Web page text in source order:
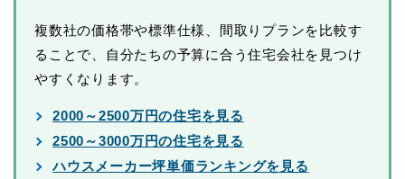
複数社の価格帯や標準仕様、間取りプランを比較す
ることで、自分たちの予算に合う住宅会社を見つけ
やすくなります。
2000～2500万円の住宅を見る
2500～3000万円の住宅を見る
ハウスメーカー坪単価ランキングを見る